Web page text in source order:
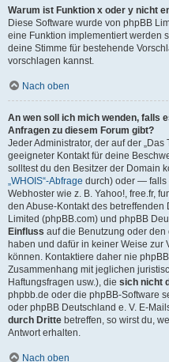
Warum ist Funktion x oder y nicht
Diese Software wurde von phpBB
eine Funktion implementiert werden
deine Stimme für bestehende
vorschlagen kannst.
Nach oben
An wen soll ich mich wenden, falls
Anfragen zu diesem Forum gibt?
Jeder Administrator, der auf der „Das
geeigneter Kontakt für deine
solltest du den Besitzer der Domain
„WHOIS“-Abfrage durch) oder — falls
Webhoster wie z. B. Yahoo!, free.fr,
den Abuse-Kontakt des
Limited (phpBB.com) und phpBB
Einfluss auf die Benutzung oder
haben und dafür in keiner Weise
können. Kontaktiere daher nie
Zusammenhang mit jeglichen
Haftungsfragen usw.), die sich nicht
phpbb.de oder die phpBB-Software
oder phpBB Deutschland e. V. E-
durch Dritte betreffen, so wirst du,
Antwort erhalten.
Nach oben